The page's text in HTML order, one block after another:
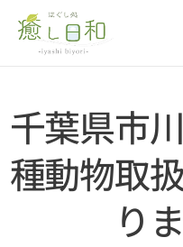
千葉県市
種動物取
り